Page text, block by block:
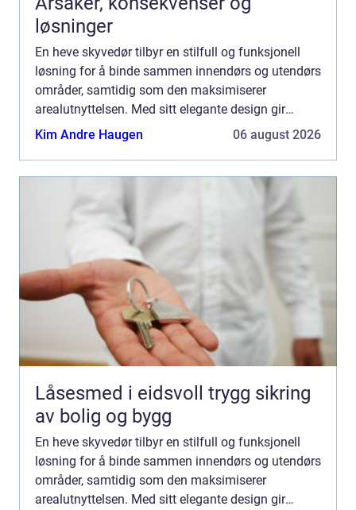
løsninger
En heve skyvedør tilbyr en stilfull og funksjonell
løsning for å binde sammen innendørs og utendørs
områder, samtidig som den maksimiserer
arealutnyttelsen. Med sitt elegante design gir
denne typen dør e...
Kim Andre Haugen 06 august 2026
Låsesmed i eidsvoll trygg sikring
av bolig og bygg
En heve skyvedør tilbyr en stilfull og funksjonell
løsning for å binde sammen innendørs og utendørs
områder, samtidig som den maksimiserer
arealutnyttelsen. Med sitt elegante design gir